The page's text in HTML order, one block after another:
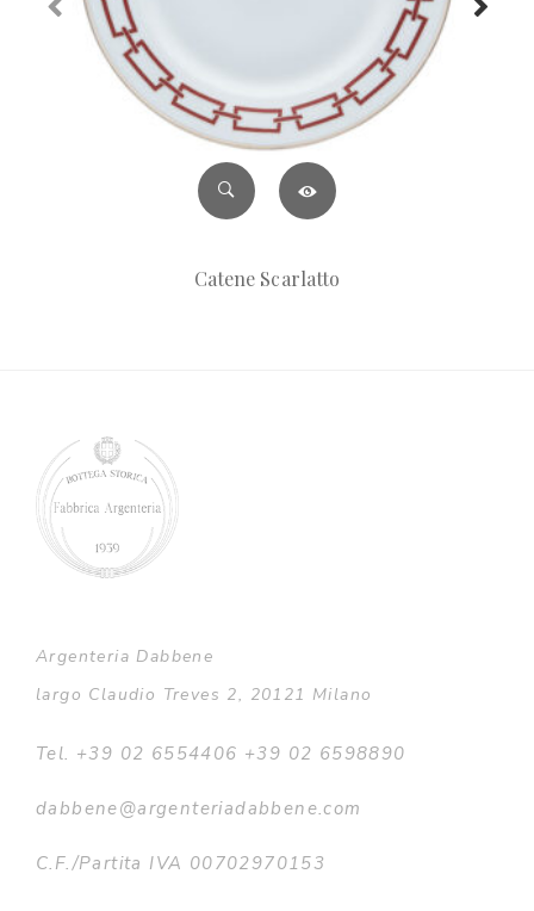
Catene Scarlatto
Argenteria Dabbene
largo Claudio Treves 2, 20121 Milano
Tel. +39 02 6554406 +39 02 6598890
dabbene@argenteriadabbene.com
C.F./Partita IVA 00702970153